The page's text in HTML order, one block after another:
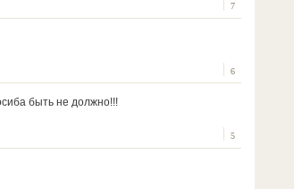
7
6
быть не должно!!!
5